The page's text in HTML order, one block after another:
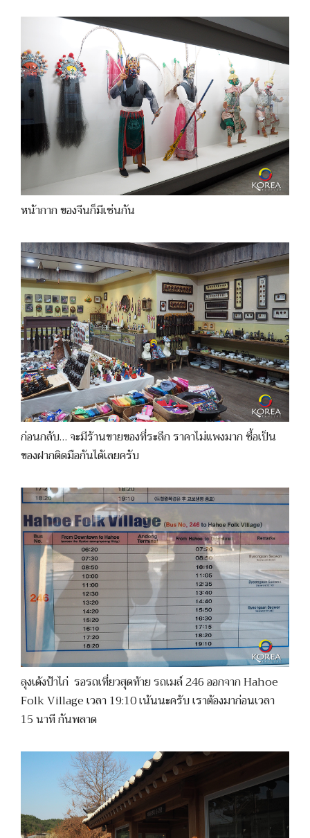
หน้ากาก ของจีนก็มีเช่นกัน
ก่อนกลับ… จะมีร้านขายของที่ระลึก ราคาไม่แพงมาก ซื้อเป็น
ของฝากติดมือกันได้เลยครับ
ลุงเด้งป้าไก่ รอรถเที่ยวสุดท้าย รถเมล์ 246 ออกจาก Hahoe
Folk Village เวลา 19:10 เน้นนะครับ เราต้องมาก่อนเวลา
15 นาที กันพลาด